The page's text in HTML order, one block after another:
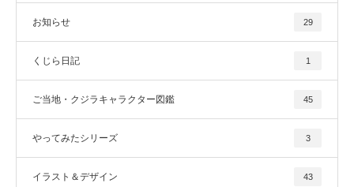
お知らせ 29
くじら日記 1
ご当地・クジラキャラクター図鑑 45
やってみたシリーズ 3
イラスト＆デザイン 43